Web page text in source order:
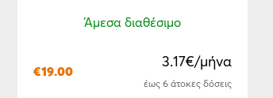
Άμεσα διαθέσιμο
€19.00
3.17€/μήνα
έως 6 άτοκες δόσεις